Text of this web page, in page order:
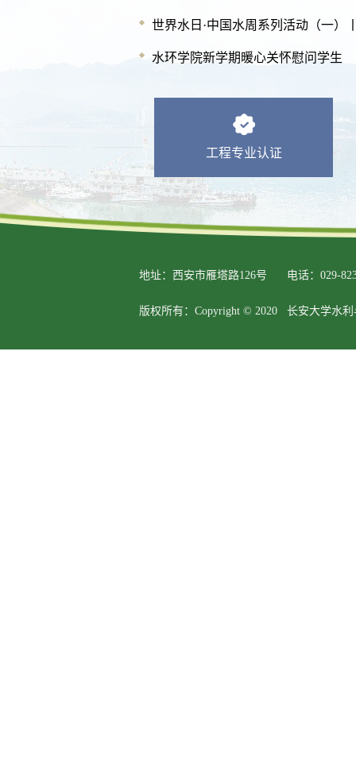
世界水日·中国水周系列活动（一）
水环学院新学期暖心关怀慰问学生
工程专业认证
地址：西安市雁塔路126号 电话：029-
版权所有：Copyright © 2020 长安大学水利